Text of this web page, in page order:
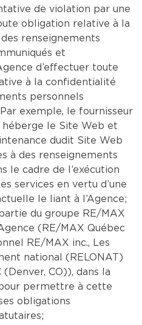
de violation par une
obligation relative à la
renseignements
et
d’effectuer toute
à la confidentialité
personnels
exemple, le fournisseur
héberge le Site Web et
dudit Site Web
à des renseignements
le cadre de l’exécution
services en vertu d’une
le liant à l’Agence;
du groupe RE/MAX
(RE/MAX Québec
RE/MAX inc., Les
national (RELONAT)
CO)), dans la
permettre à cette
obligations